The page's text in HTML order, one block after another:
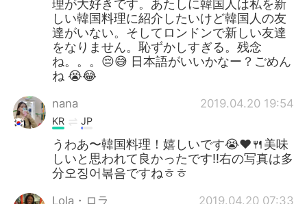
理が大好きです。あたしに韓国人は私を新
しい韓国料理に紹介したいけど韓国人の友
達がいない。そしてロンドンで新しい友達
をなりません。恥ずかしすぎる。残念
ね。。。😔😅 日本語がいいかなー？ごめん
ね 😭😂
nana 2019.04.20 19:54
KR JP
うわあ〜韓国料理！嬉しいです😭❤🍴美味
しいと思われて良かったです‼右の写真は多
分오징어볶음ですねㅎㅎ
Lola・ロラ 2019.04.20 07:33